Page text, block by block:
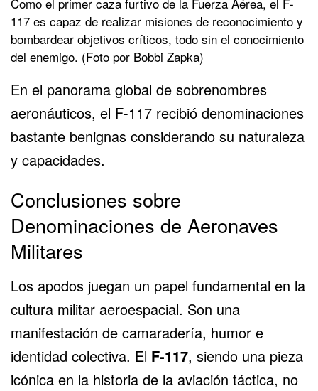
117 es capaz de realizar misiones de reconocimiento y
bombardear objetivos críticos, todo sin el conocimiento
del enemigo. (Foto por Bobbi Zapka)
En el panorama global de sobrenombres
aeronáuticos, el F-117 recibió denominaciones
bastante benignas considerando su naturaleza
y capacidades.
Conclusiones sobre
Denominaciones de Aeronaves
Militares
Los apodos juegan un papel fundamental en la
cultura militar aeroespacial. Son una
manifestación de camaradería, humor e
identidad colectiva. El F-117, siendo una pieza
icónica en la historia de la aviación táctica, no